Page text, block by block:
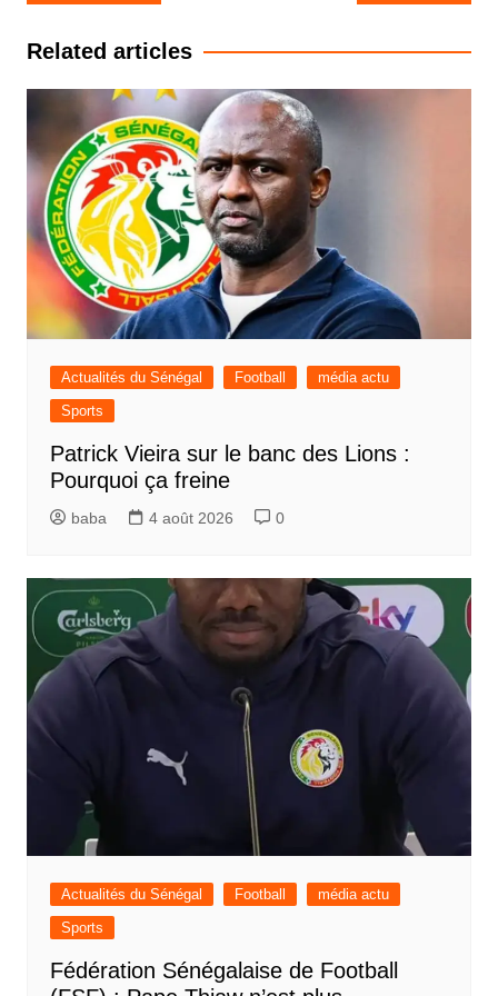
l’article
Related articles
Actualités du Sénégal Football
média actu
Sports
Patrick Vieira sur le banc des Lions :
Pourquoi ça freine
baba 4 août 2026 0
Actualités du Sénégal Football
média actu
Sports
Fédération Sénégalaise de Football